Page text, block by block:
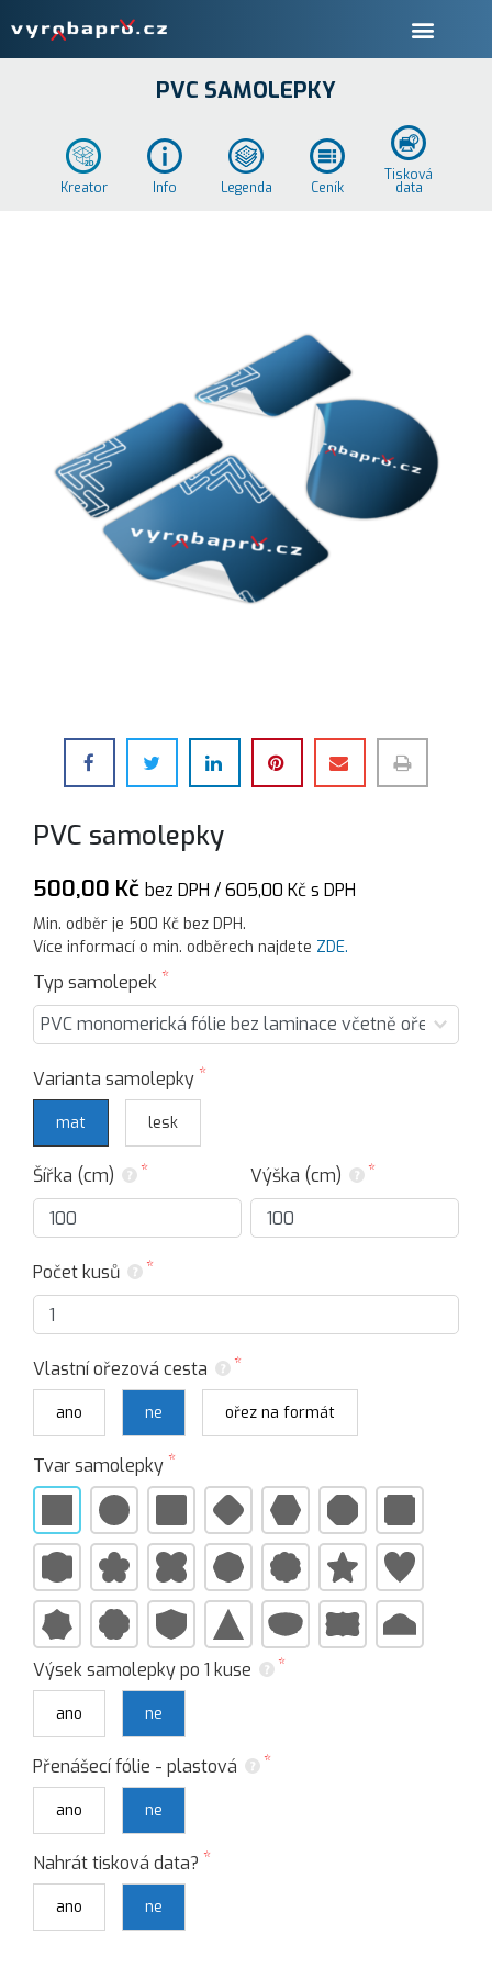
PVC SAMOLEPKY
Kreator Info Legenda Ceník
Tisková
data
PVC samolepky
500,00 Kč bez DPH /605,00 Kčs DPH
Min. odběr je 500 Kč bez DPH.
Více informací o min. odběrech najdete ZDE.
Typ samolepek
Varianta samolepky
mat lesk
Šířka (cm) Výška (cm)
Počet kusů
Vlastní ořezová cesta
ano ne ořez na formát
Tvar samolepky
Výsek samolepky po 1 kuse
ano ne
Přenášecí fólie - plastová
ano ne
Nahrát tisková data?
ano ne